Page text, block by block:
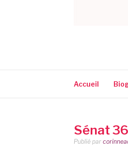
Accueil
Sénat
Publié par